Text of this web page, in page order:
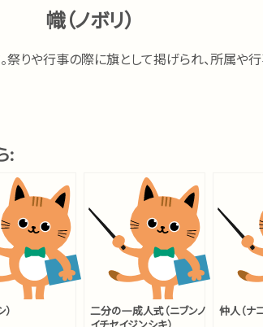
幟（ノボリ）
りや行事の際に旗として掲げられ、所属や行
:
二分の一成人式（ニブンノ
仲人（ナ